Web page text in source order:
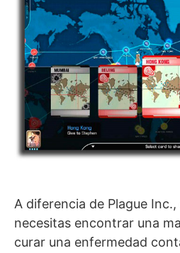
A diferencia de Plague
necesitas encontrar una
curar una enfermedad